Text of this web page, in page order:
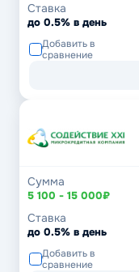
Ставка
до 0.5% в день
Добавить в
сравнение
Сумма
5 100 - 15 000₽
Ставка
до 0.5% в день
Добавить в
сравнение